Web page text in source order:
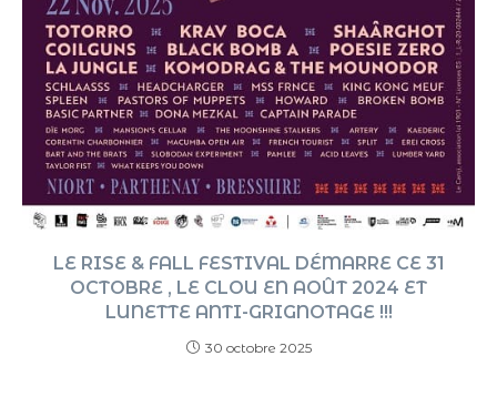
LE RISE & FALL FESTIVAL DÉMARRE CE 31
OCTOBRE , LE CLOU EN AOÛT 2024 ET
LUNETTE ANTI-GRIGNOTAGE !!!
30 octobre 2025